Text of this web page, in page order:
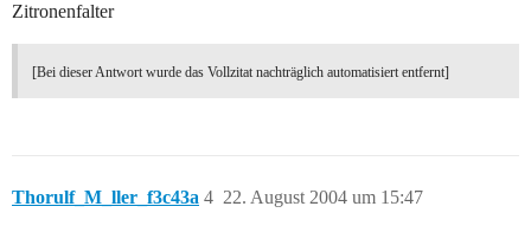
Zitronenfalter
[Bei dieser Antwort wurde das Vollzitat nachträglich automatisiert entfernt]
Thorulf_M_ller_f3c43a 22. August 2004 um 15:47
4